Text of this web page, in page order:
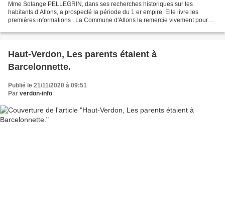
Mme Solange PELLEGRIN, dans ses recherches historiques sur les
habitants d’Allons, a prospecté la période du 1 er empire. Elle livre les
premières informations . La Commune d'Allons la remercie vivement pour
Haut-Verdon, Les parents étaient à
Barcelonnette.
Publié le 21/11/2020 à 09:51
Par verdon-info